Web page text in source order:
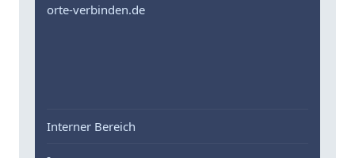
orte-verbinden.de
Interner Bereich